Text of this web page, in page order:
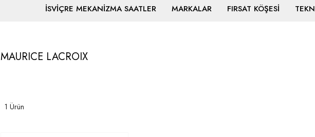
İSVİÇRE MEKANİZMA SAATLER MARKALAR FIRSAT KÖŞESİ
MAURICE LACROIX
1 Ürün